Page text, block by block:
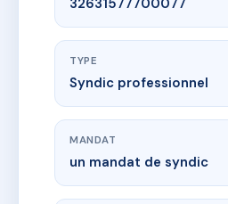
32631577700077
TYPE
Syndic professionnel
MANDAT
un mandat de syndic